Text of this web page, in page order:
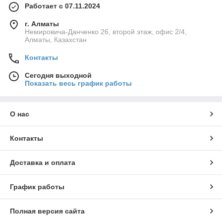
Работает с 07.11.2024
г. Алматы
Немировича-Данченко 26, второй этаж, офис 2/4,
Алматы, Казахстан
Контакты
Сегодня выходной
Показать весь график работы
О нас
Контакты
Доставка и оплата
График работы
Полная версия сайта